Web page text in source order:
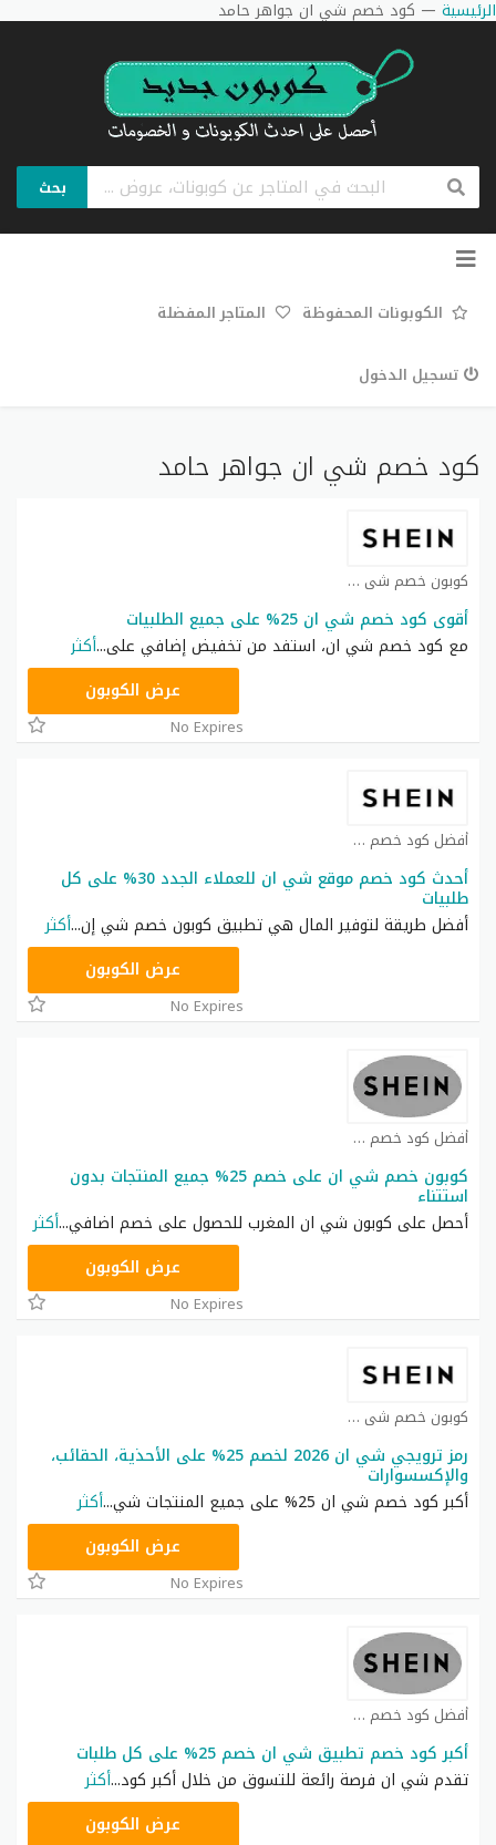
الرئيسية — كود خصم شي ان جواهر حامد
بحث
تخطي
الكوبونات المحفوظة المتاجر المفضلة
تسجيل الدخول
كود خصم شي ان جواهر حامد
كوبون خصم شي ان كوبون
أقوى كود خصم شي ان 25% على جميع الطلبيات
مع كود خصم شي ان، استفد من تخفيض إضافي على...أكثر
عرض الكوبون
No Expires
أفضل كود خصم شي ان كوبون
أحدث كود خصم موقع شي ان للعملاء الجدد 30% على كل
طلبيات
أفضل طريقة لتوفير المال هي تطبيق كوبون خصم شي إن...أكثر
عرض الكوبون
No Expires
أفضل كود خصم شي ان كوبون
كوبون خصم شي ان على خصم 25% جميع المنتجات بدون
استتناء
أحصل على كوبون شي ان المغرب للحصول على خصم اضافي...أكثر
عرض الكوبون
No Expires
كوبون خصم شي ان كوبون
رمز ترويجي شي ان 2026 لخصم 25% على الأحذية، الحقائب،
والإكسسوارات
أكبر كود خصم شي ان 25% على جميع المنتجات شي
...أكثر
عرض الكوبون
No Expires
أفضل كود خصم شي ان كوبون
أكبر كود خصم تطبيق شي ان خصم 25% على كل طلبات
تقدم شي ان فرصة رائعة للتسوق من خلال أكبر كود...أكثر
عرض الكوبون